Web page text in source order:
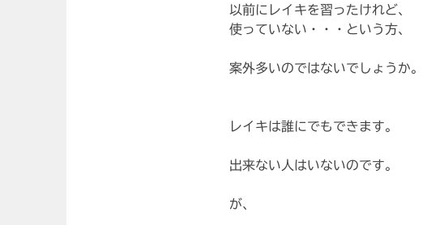
以前にレイキを習ったけれど、
使っていない・・・という方、
案外多いのではないでしょうか。
レイキは誰にでもできます。
出来ない人はいないのです。
が、